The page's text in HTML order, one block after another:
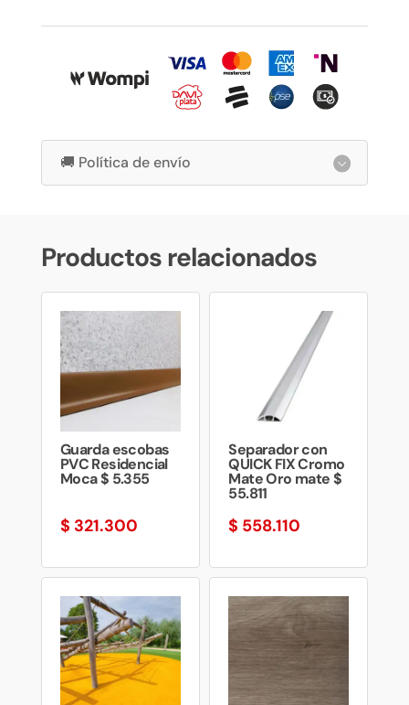
🚚 Política de envío
Productos relacionados
Guarda escobas
PVC Residencial
Moca $ 5.355
$ 321.300
Separador con
QUICK FIX Cromo
Mate Oro mate $
55.811
$ 558.110